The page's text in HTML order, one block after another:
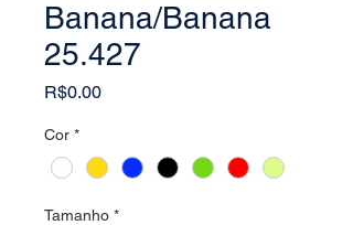
Banana/Banana
25.427
R$0.00Price
Cor *
Tamanho *